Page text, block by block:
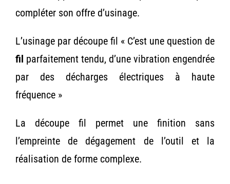
compléter son offre d’usinage.
L’usinage par découpe fil « C’est une question de
fil parfaitement tendu, d’une vibration engendrée
par des décharges électriques à haute
fréquence »
La découpe fil permet une finition sans
l’empreinte de dégagement de l’outil et la
réalisation de forme complexe.